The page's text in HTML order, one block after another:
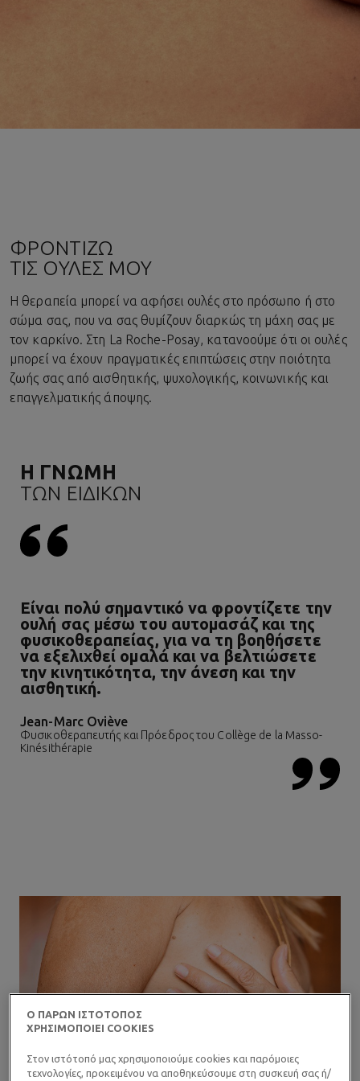
ΦΡΟΝΤΙΖΩ
ΤΙΣ ΟΥΛΕΣ ΜΟΥ
Η θεραπεία μπορεί να αφήσει ουλές στο πρόσωπο ή στο
σώμα σας, που να σας θυμίζουν διαρκώς τη μάχη σας με
τον καρκίνο. Στη La Roche-Posay, κατανοούμε ότι οι ουλές
μπορεί να έχουν πραγματικές επιπτώσεις στην ποιότητα
ζωής σας από αισθητικής, ψυχολογικής, κοινωνικής και
επαγγελματικής άποψης.
Η ΓΝΩΜΗ
ΤΩΝ ΕΙΔΙΚΩΝ
Είναι πολύ σημαντικό να φροντίζετε την
ουλή σας μέσω του αυτομασάζ και της
φυσικοθεραπείας, για να τη βοηθήσετε
να εξελιχθεί ομαλά και να βελτιώσετε
την κινητικότητα, την άνεση και την
αισθητική.
Jean-Marc Oviève
Φυσικοθεραπευτής και Πρόεδρος του Collège de la Masso-
Kinésithérapie
Ο ΠΑΡΩΝ ΙΣΤΟΤΟΠΟΣ
ΧΡΗΣΙΜΟΠΟΙΕΙ COOKIES
Στον ιστότοπό μας χρησιμοποιούμε cookies και παρόμοιες
τεχνολογίες, προκειμένου να αποθηκεύσουμε στη συσκευή σας ή/